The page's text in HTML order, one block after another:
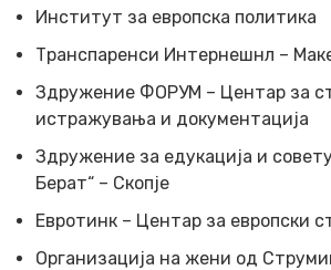
Институт за европска политика
Транспаренси Интернешнл –
Здружение ФОРУМ – Центар за
истражувања и документација
Здружение за едукација и
Берат“ – Скопје
Евротинк – Центар за европски
Организација на жени од